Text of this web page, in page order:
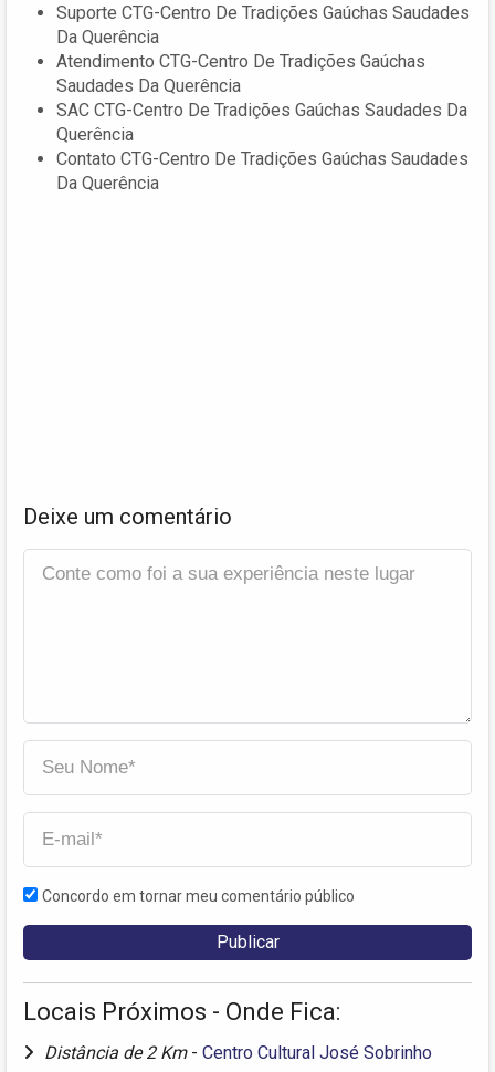
Suporte CTG-Centro De Tradições Gaúchas Saudades
Da Querência
Atendimento CTG-Centro De Tradições Gaúchas
Saudades Da Querência
SAC CTG-Centro De Tradições Gaúchas Saudades Da
Querência
Contato CTG-Centro De Tradições Gaúchas Saudades
Da Querência
Deixe um comentário
Concordo em tornar meu comentário público
Locais Próximos - Onde Fica:
Distância de 2 Km - Centro Cultural José Sobrinho